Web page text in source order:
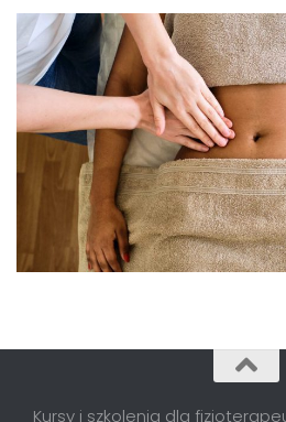
Kursy i szkolenia dla